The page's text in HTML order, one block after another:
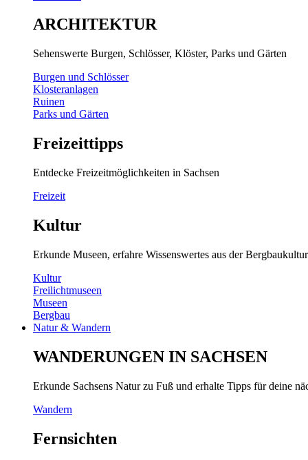
ARCHITEKTUR
Sehenswerte Burgen, Schlösser, Klöster, Parks und Gärten
Burgen und Schlösser
Klosteranlagen
Ruinen
Parks und Gärten
Freizeittipps
Entdecke Freizeitmöglichkeiten in Sachsen
Freizeit
Kultur
Erkunde Museen, erfahre Wissenswertes aus der
Kultur
Freilichtmuseen
Museen
Bergbau
Natur & Wandern
WANDERUNGEN IN SACHSEN
Erkunde Sachsens Natur zu Fuß und erhalte Tipps für deine
Wandern
Fernsichten